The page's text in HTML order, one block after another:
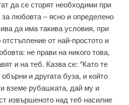
да се сторят необходими при
за любовта – ясно и определено
да има такива условия, при
от най-простото и
не прави на никого това,
и на теб. Казва се: “Като те
и другата буза, и който
вземе рубашката, дай му и
извършеното над теб насилие